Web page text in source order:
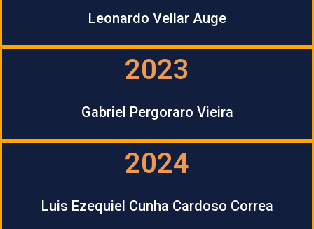
Leonardo Vellar Auge
2023
Gabriel Pergoraro Vieira
2024
Luis Ezequiel Cunha Cardoso Correa